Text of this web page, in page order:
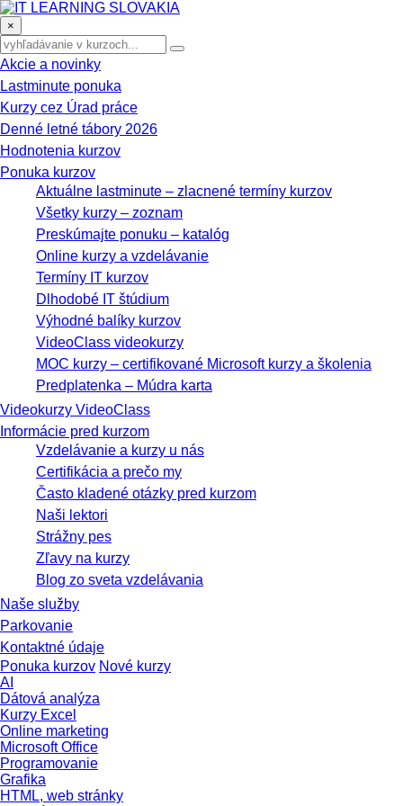
×
Akcie a novinky
Lastminute ponuka
Kurzy cez Úrad práce
Denné letné tábory 2026
Hodnotenia kurzov
Ponuka kurzov
Aktuálne lastminute – zlacnené termíny kurzov
Všetky kurzy – zoznam
Preskúmajte ponuku – katalóg
Online kurzy a vzdelávanie
Termíny IT kurzov
Dlhodobé IT štúdium
Výhodné balíky kurzov
VideoClass videokurzy
MOC kurzy – certifikované Microsoft kurzy a školenia
Predplatenka – Múdra karta
Videokurzy VideoClass
Informácie pred kurzom
Vzdelávanie a kurzy u nás
Certifikácia a prečo my
Často kladené otázky pred kurzom
Naši lektori
Strážny pes
Zľavy na kurzy
Blog zo sveta vzdelávania
Naše služby
Parkovanie
Kontaktné údaje
Ponuka kurzov
AI